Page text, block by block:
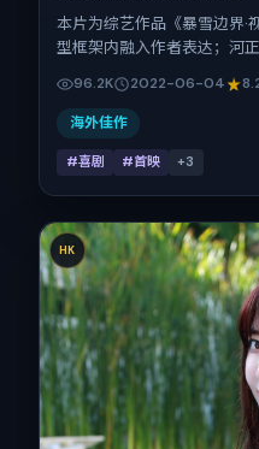
本片为综艺作品《暴雪边界·
型框架内融入作者表达；河
品背景为印度。上映时间
2022-06-04），全片141分
96.2K 2022-06-04
海外佳作
#喜剧 #首映 +3
HK